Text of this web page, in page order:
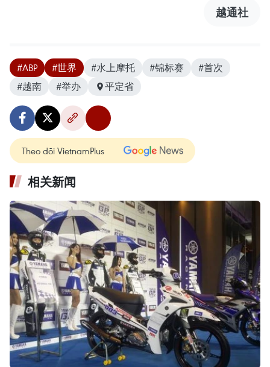
越通社
#ABP #世界 #水上摩托 #锦标赛
#首次
#越南
#举办 平定省
Theo dõi VietnamPlus
相关新闻